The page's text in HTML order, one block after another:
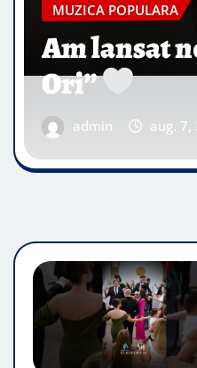
MUZICA
Lucretia
Ma
admin